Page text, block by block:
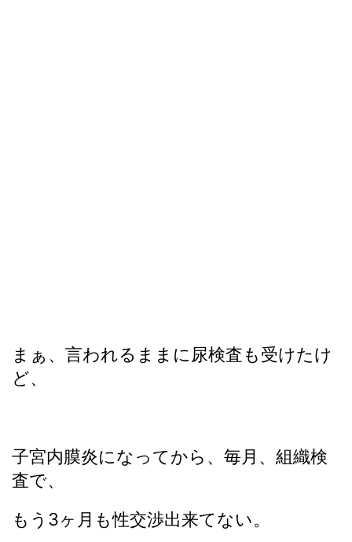
まぁ、言われるままに尿検査も受けたけ
ど、
子宮内膜炎になってから、毎月、組織検
査で、
もう3ヶ月も性交渉出来てない。